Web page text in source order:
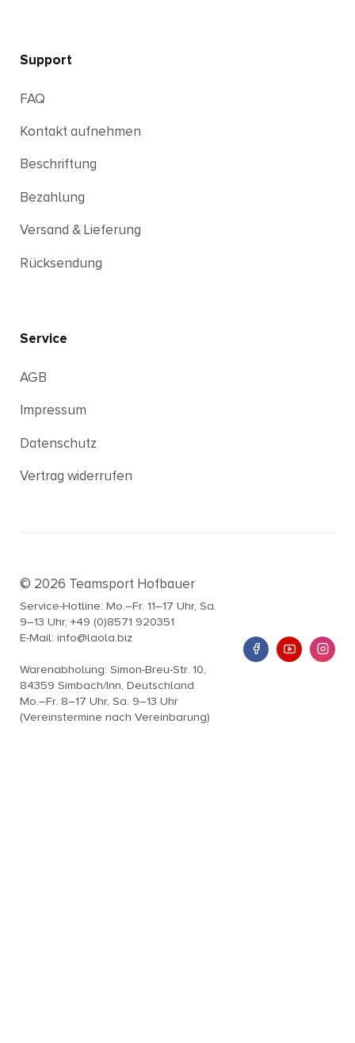
Support
FAQ
Kontakt aufnehmen
Beschriftung
Bezahlung
Versand & Lieferung
Rücksendung
Service
AGB
Impressum
Datenschutz
Vertrag widerrufen
© 2026 Teamsport Hofbauer
Service-Hotline: Mo.–Fr. 11–17 Uhr, Sa.
9–13 Uhr, +49 (0)8571 920351
E-Mail: info@laola.biz
Warenabholung: Simon-Breu-Str. 10,
84359 Simbach/Inn, Deutschland
Mo.–Fr. 8–17 Uhr, Sa. 9–13 Uhr
(Vereinstermine nach Vereinbarung)